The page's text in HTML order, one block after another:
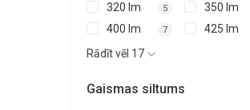
320 lm 5 350 lm
400 lm 7 425 lm
Rādīt vēl 17
Gaismas siltums